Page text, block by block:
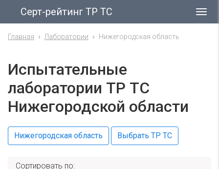
Серт-рейтинг ТР ТС
Главная Лаборатории Нижегородская область
Испытательные
лаборатории ТР ТС
Нижегородской области
Нижегородская область Выбрать ТР ТС
Сортировать по: